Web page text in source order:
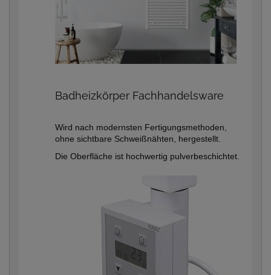
Badheizkörper Fachhandelsware
Wird nach modernsten Fertigungsmethoden,
ohne sichtbare Schweißnähten, hergestellt.
Die Oberfläche ist hochwertig pulverbeschichtet.